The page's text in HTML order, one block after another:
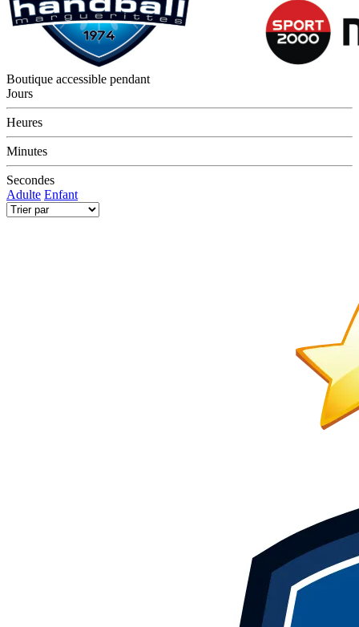
Boutique accessible pendant
Jours
Heures
Minutes
Secondes
Adulte Enfant